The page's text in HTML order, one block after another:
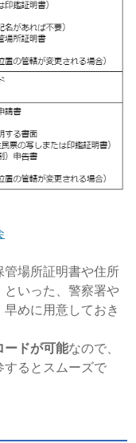
場所証明書や住所
といった、警察署や
めに用意しておき
ードが可能なので、
るとスムーズで